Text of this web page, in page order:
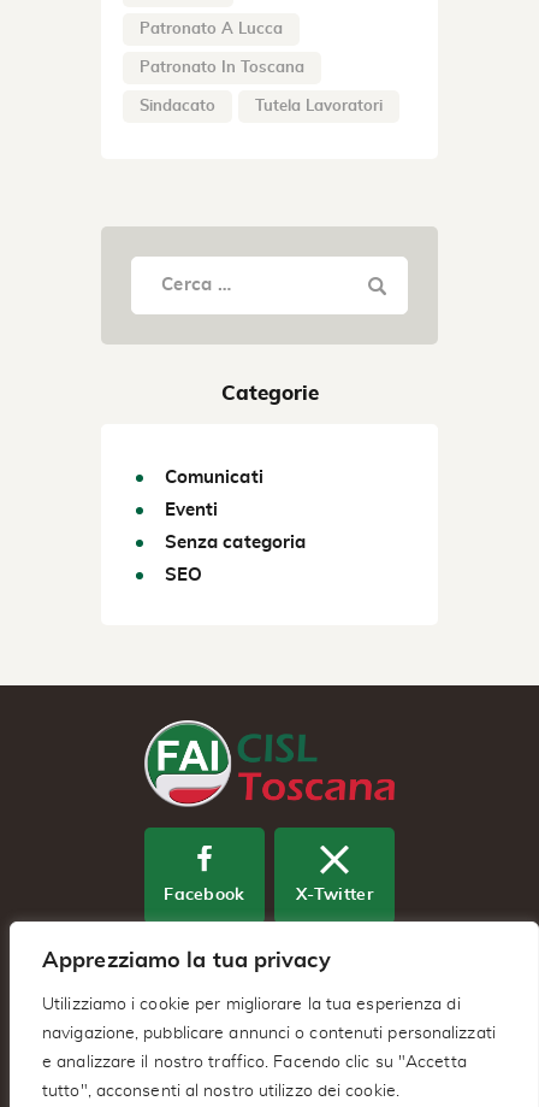
Apprezziamo la tua privacy
Utilizziamo i cookie per migliorare la tua esperienza di
navigazione, pubblicare annunci o contenuti personalizzati
e analizzare il nostro traffico. Facendo clic su "Accetta
tutto", acconsenti al nostro utilizzo dei cookie.
Patronato A Lucca
Patronato In Toscana
Sindacato Tutela Lavoratori
Categorie
Comunicati
Eventi
Senza categoria
SEO
Facebook X-Twitter
Youtube
Fai Cisl Regionale Toscana – Via
Benedetto Dei 2/A 50127 – Firenze (FI)